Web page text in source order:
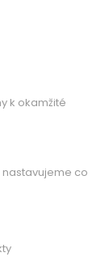
k okamžité
co